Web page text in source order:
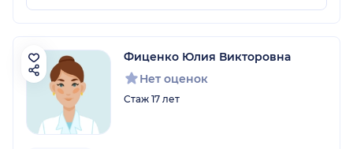
Фиценко Юлия Викторовна
Нет оценок
Стаж 17 лет